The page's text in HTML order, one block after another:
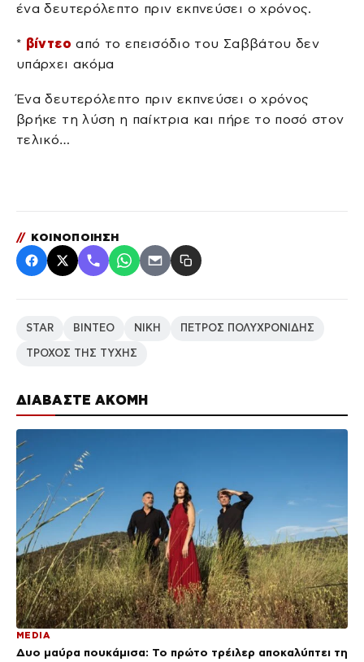
ΔΙΑΒΑΣΤΕ ΑΚΟΜΗ
MEDIA
Δυο μαύρα πουκάμισα: Το πρώτο τρέιλερ αποκαλύπτει τη
ένα δευτερόλεπτο πριν εκπνεύσει ο χρόνος.
* βίντεο από το επεισόδιο του Σαββάτου δεν
υπάρχει ακόμα
Ένα δευτερόλεπτο πριν εκπνεύσει ο χρόνος
βρήκε τη λύση η παίκτρια και πήρε το ποσό στον
τελικό…
// ΚΟΙΝΟΠΟΙΗΣΗ
STAR ΒΙΝΤΕΟ ΝΙΚΗ ΠΕΤΡΟΣ ΠΟΛΥΧΡΟΝΙΔΗΣ
ΤΡΟΧΟΣ ΤΗΣ ΤΥΧΗΣ